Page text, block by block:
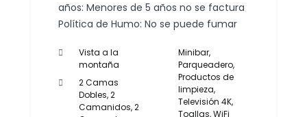
años: Menores de 5 años no se factura
Política de Humo: No se puede fumar
Vista a la
montaña
2 Camas
Dobles, 2
Camanidos, 2
Minibar,
Parqueadero,
Productos de
limpieza,
Televisión 4K,
Toallas,WiFi